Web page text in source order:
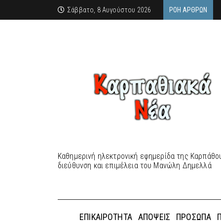
Σάββατο, 8 Αυγούστου 2026 ΡΟΉ ΆΡΘΡΩΝ
Καθημερινή ηλεκτρονική εφημερίδα της
διεύθυνση και επιμέλεια του Μανώλη Δημελλά
ΕΠΙΚΑΙΡΌΤΗΤΑ ΑΠΌΨΕΙΣ ΠΡΌΣΩΠΑ